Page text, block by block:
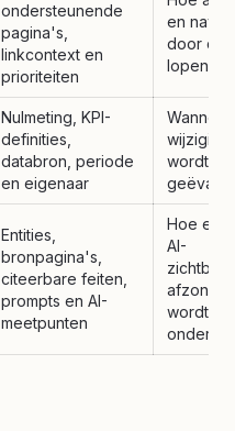
ondersteunende
pagina's,
linkcontext en
prioriteiten
en
door de
lopen
Nulmeting, KPI-
definities,
databron, periode
en eigenaar
wijziging
wordt
Entities,
bronpagina's,
citeerbare feiten,
prompts en AI-
meetpunten
Hoe
AI-
wordt